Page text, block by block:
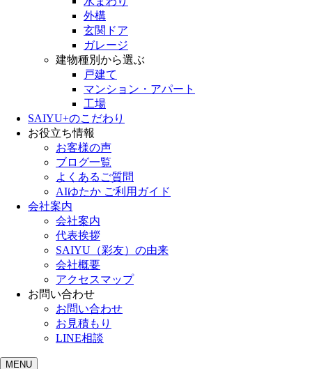
外構
玄関ドア
ガレージ
建物種別から選ぶ
戸建て
マンション・アパート
工場
SAIYU+のこだわり
お役立ち情報
お客様の声
ブログ一覧
よくあるご質問
AIゆたか ご利用ガイド
会社案内
会社案内
代表挨拶
SAIYU（彩友）の由来
会社概要
アクセスマップ
お問い合わせ
お問い合わせ
お見積もり
LINE相談
MENU